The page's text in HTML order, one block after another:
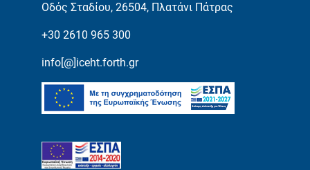
Οδός Σταδίου, 26504, Πλατάνι Πάτρας
+30 2610 965 300
info[@]iceht.forth.gr